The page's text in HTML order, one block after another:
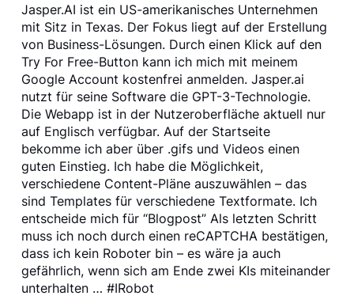
Jasper.AI ist ein US-amerikanisches Unternehmen
mit Sitz in Texas. Der Fokus liegt auf der Erstellung
von Business-Lösungen. Durch einen Klick auf den
Try For Free-Button kann ich mich mit meinem
Google Account kostenfrei anmelden. Jasper.ai
nutzt für seine Software die GPT-3-Technologie.
Die Webapp ist in der Nutzeroberfläche aktuell nur
auf Englisch verfügbar. Auf der Startseite
bekomme ich aber über .gifs und Videos einen
guten Einstieg. Ich habe die Möglichkeit,
verschiedene Content-Pläne auszuwählen – das
sind Templates für verschiedene Textformate. Ich
entscheide mich für “Blogpost” Als letzten Schritt
muss ich noch durch einen reCAPTCHA bestätigen,
dass ich kein Roboter bin – es wäre ja auch
gefährlich, wenn sich am Ende zwei KIs miteinander
unterhalten … #IRobot